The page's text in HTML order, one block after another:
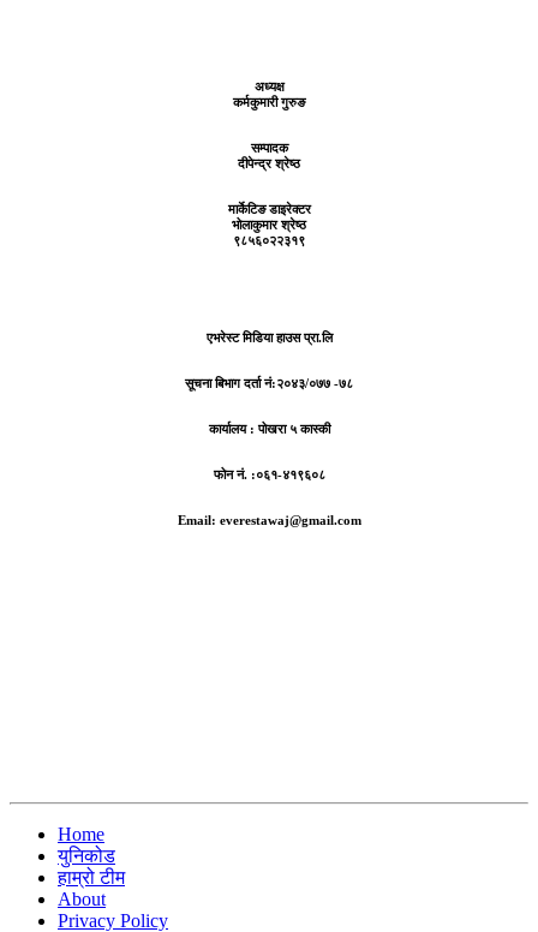
अध्यक्ष
कर्मकुमारी गुरुङ
सम्पादक
दीपेन्द्र श्रेष्ठ
मार्केटिङ डाइरेक्टर
भोलाकुमार श्रेष्ठ
९८५६०२२३१९
एभरेस्ट मिडिया हाउस प्रा.लि
सूचना बिभाग दर्ता नं:२०४३/०७७ -७८
कार्यालय :पोखरा ५ कास्की
फोन नं. :०६१-४१९६०८
Email: everestawaj@gmail.com
Home
युनिकोड
हाम्रो टीम
About
Privacy Policy